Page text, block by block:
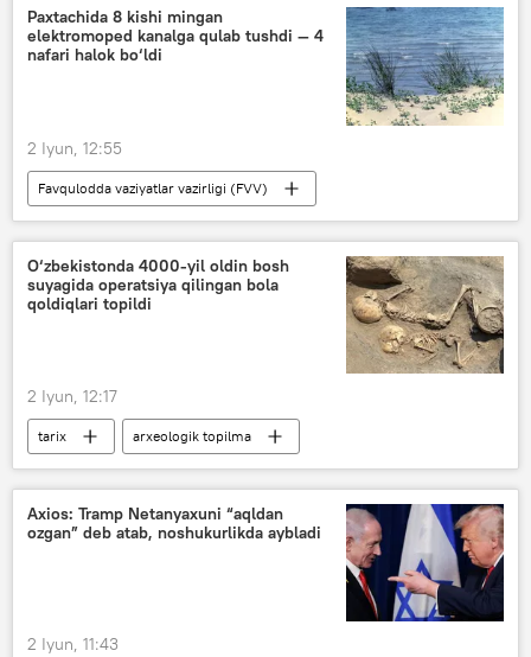
Iqtisod
Chirchiq
Paxtachida 8 kishi mingan
elektromoped kanalga qulab tushdi — 4
nafari halok bo‘ldi
2 Iyun, 12:55
Favqulodda vaziyatlar vazirligi (FVV)
Samarqand viloyati
favqulodda holat
Jamiyat
O‘zbekiston Hodisalar
O‘zbekistonda 4000-yil oldin bosh
suyagida operatsiya qilingan bola
qoldiqlari topildi
2 Iyun, 12:17
tarix
arxeologik topilma
Surxondaryo
Italiya
ilm-fan
O‘zbekiston
Axios: Tramp Netanyaxuni “aqldan
ozgan” deb atab, noshukurlikda aybladi
2 Iyun, 11:43